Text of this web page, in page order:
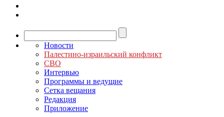
Новости
Палестино-израильский конфликт
СВО
Интервью
Программы и ведущие
Сетка вещания
Редакция
Приложение